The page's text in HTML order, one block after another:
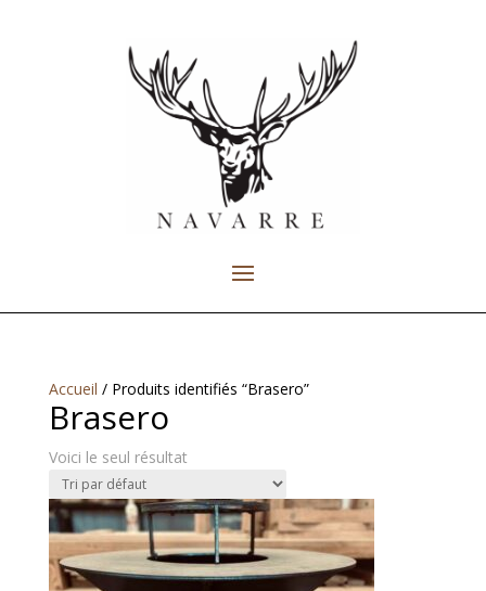
Accueil / Produits identifiés “Brasero”
Brasero
Voici le seul résultat